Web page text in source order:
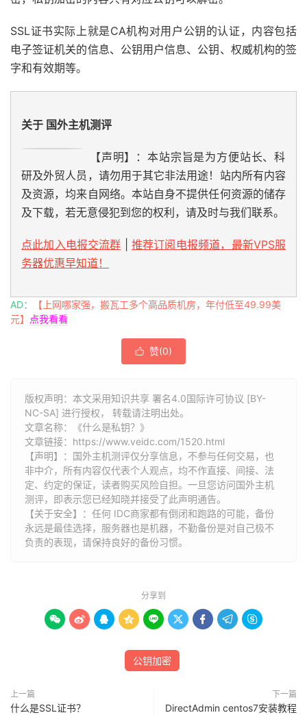
SSL证书实际上就是CA机构对用户公钥的认证，内容包括
电子签证机关的信息、公钥用户信息、公钥、权威机构的签
字和有效期等。
关于 国外主机测评
【声明】：本站宗旨是为方便站长、科
研及外贸人员，请勿用于其它非法用途！站内所有内容
及资源，均来自网络。本站自身不提供任何资源的储存
及下载，若无意侵犯到您的权利，请及时与我们联系。
点此加入电报交流群
推荐订阅电报频道，最新VPS服
务器优惠早知道！
AD：
【上网哪家强，搬瓦工多个高品质机房，年付低至49.99美
元】
点我看看
 赞(0)
版权声明：本文采用知识共享 署名4.0国际许可协议 [BY-
NC-SA] 进行授权， 转载请注明出处。
文章名称：《什么是私钥？》
文章链接： https://www.veidc.com/1520.html
【声明】：国外主机测评仅分享信息，不参与任何交易，也
非中介，所有内容仅代表个人观点，均不作直接、间接、法
定、约定的保证，读者购买风险自担。一旦您访问国外主机
测评，即表示您已经知晓并接受了此声明通告。
【关于安全】：任何 IDC商家都有倒闭和跑路的可能，备份
永远是最佳选择，服务器也是机器，不勤备份是对自己极不
负责的表现，请保持良好的备份习惯。
分享到
        
公钥加密
上一篇
什么是SSL证书？
下一篇
DirectAdmin centos7安装教程